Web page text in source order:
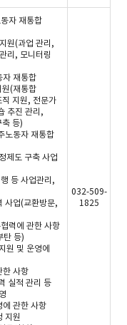
자 재통합
원(과업 관리,
리, 모니터링
자 재통합
원(재통합
지원, 전문가
추진 관리,
등)
노동자 재통합
제도 구축 사업
등 사업관리,
사업(교환방문,
력에 관한 사항
탄 등)
원 및 운영에
사항
실적 관리 등
관한 사항
지원
032-509-
1825